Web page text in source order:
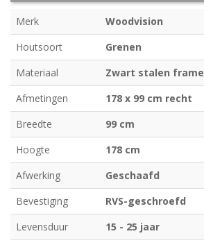
Merk
Woodvision
Houtsoort
Grenen
Materiaal
Zwart stalen frame
Afmetingen
178 x 99 cm recht
Breedte
99 cm
Hoogte
178 cm
Afwerking
Geschaafd
Bevestiging
RVS-geschroefd
Levensduur
15 - 25 jaar